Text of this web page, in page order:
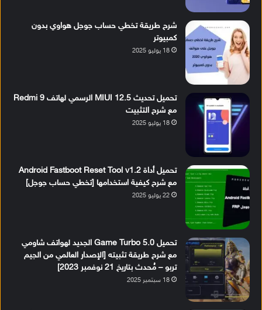
شرح طريقة تخطي حساب جوجل هواوي بدون
كمبيوتر
18 يوليو 2025
تحميل تحديث MIUI 12.5 الرسمي لهاتف Redmi 9
مع شرح التثبيت
18 يوليو 2025
تحميل أداة Android Fastboot Reset Tool v1.2
مع شرح كيفية استخدامها [تخطي حساب جوجل]
22 يوليو 2025
تحميل Game Turbo 5.0 الجديد لهواتف شاومي
مع شرح طريقة تثبيته [الإصدار العالمي من الجيم
تربو – مُحدث بتاريخ 21 نوفمبر 2023]
18 سبتمبر 2025